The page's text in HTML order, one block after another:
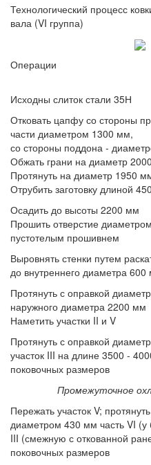
Технологический процесс
вала (VI группа)
Операции
Исходны слиток стали 35Н
Отковать цапфу со стороны
части диаметром 1300 мм,
со стороны поддона -
Обжать грани на диаметр
Протянуть на диаметр 1950
Отрубить заготовку длиной
Осадить до высоты 2200 мм
Прошить отверстие
пустотелым прошивнем
Выровнять стенки путем
до внутреннего диаметра 600
Протянуть с оправкой
наружного диаметра 2200 мм
Наметить участки II и V
Протянуть с оправкой
участок III на длине 3500 -
поковочных размеров
Промежуточное
Пережать участок V;
диаметром 430 мм часть VI (у
III (смежную с откованной
поковочных размеров